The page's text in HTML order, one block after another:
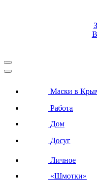
Маски в
Работа
Дом
Досуг
Личное
«Шмотки»